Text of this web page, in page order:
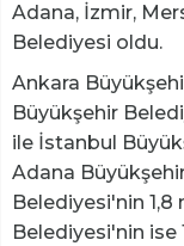
Adana, İzmir,
Belediyesi oldu.
Ankara
Büyükşehir
ile İstanbul
Adana
Belediyesi'nin
Belediyesi'nin ise